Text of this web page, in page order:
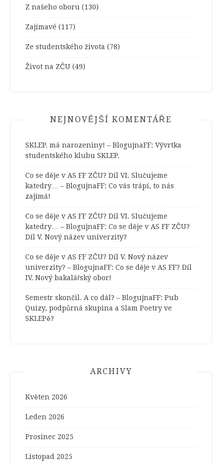
Z našeho oboru (130)
Zajímavé (117)
Ze studentského života (78)
Život na ZČU (49)
NEJNOVĚJŠÍ KOMENTÁŘE
SKLEP. má narozeniny! – BlogujnaFF: Vývrtka
studentského klubu SKLEP.
Co se děje v AS FF ZČU? Díl VI. Slučujeme
katedry… – BlogujnaFF: Co vás trápí, to nás
zajímá!
Co se děje v AS FF ZČU? Díl VI. Slučujeme
katedry… – BlogujnaFF: Co se děje v AS FF ZČU?
Díl V. Nový název univerzity?
Co se děje v AS FF ZČU? Díl V. Nový název
univerzity? – BlogujnaFF: Co se děje v AS FF? Díl
IV. Nový bakalářský obor!
Semestr skončil. A co dál? – BlogujnaFF: Pub
Quizy, podpůrná skupina a Slam Poetry ve
SKLEPě?
ARCHIVY
Květen 2026
Leden 2026
Prosinec 2025
Listopad 2025